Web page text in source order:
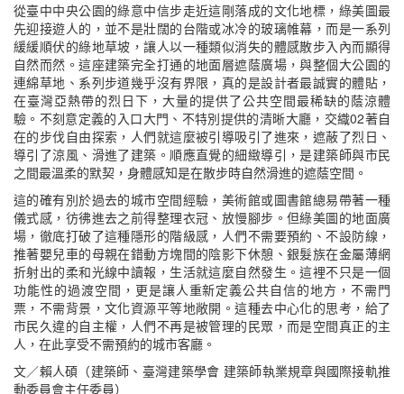
從臺中中央公園的綠意中信步走近這剛落成的文化地標，綠美圖最
先迎接遊人的，並不是壯闊的台階或冰冷的玻璃帷幕，而是一系列
緩緩順伏的綠地草坡，讓人以一種類似消失的體感散步入內而顯得
自然而然。這座建築完全打通的地面層遮蔭廣場，與整個大公園的
連綿草地、系列步道幾乎沒有界限，真的是設計者最誠實的體貼，
在臺灣亞熱帶的烈日下，大量的提供了公共空間最稀缺的蔭涼體
驗。不刻意定義的入口大門、不特別提供的清晰大廳，交織02著自
在的步伐自由探索，人們就這麼被引導吸引了進來，遮蔽了烈日、
導引了涼風、滑進了建築。順應直覺的細緻導引，是建築師與市民
之間最溫柔的默契，身體感知是在散步時自然滑進的遮蔭空間。
這的確有別於過去的城市空間經驗，美術館或圖書館總易帶著一種
儀式感，彷彿進去之前得整理衣冠、放慢腳步。但綠美圖的地面廣
場，徹底打破了這種隱形的階級感，人們不需要預約、不設防線，
推著嬰兒車的母親在錯動方塊間的陰影下休憩、銀髮族在金屬薄網
折射出的柔和光線中讀報，生活就這麼自然發生。這裡不只是一個
功能性的過渡空間，更是讓人重新定義公共自信的地方，不需門
票，不需背景，文化資源平等地敞開。這種去中心化的思考，給了
市民久違的自主權，人們不再是被管理的民眾，而是空間真正的主
人，在此享受不需預約的城市客廳。
文／賴人碩（建築師、臺灣建築學會 建築師執業規章與國際接軌推
動委員會主任委員）